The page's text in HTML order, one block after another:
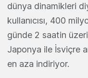
dünya dinamikleri
kullanıcısı, 400
günde 2 saatin
Japonya ile İsviçre
en aza indiriyor.